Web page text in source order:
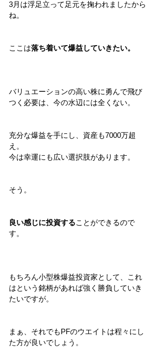
3月は浮足立って足元を掬われましたから
ね。
ここは落ち着いて爆益していきたい。
バリュエーションの高い株に勇んで飛び
つく必要は、今の水辺には全くない。
充分な爆益を手にし、資産も7000万超
え。
今は幸運にも広い選択肢があります。
そう。
良い感じに投資することができるので
す。
もちろん小型株爆益投資家として、これ
はという銘柄があれば強く勝負していき
たいですが。
まぁ、それでもPFのウエイトは程々にし
た方が良いでしょう。